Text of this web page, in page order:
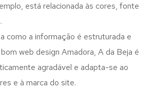
está relacionada às cores, fonte
como a informação é estruturada e
web design Amadora, A da Beja é
agradável e adapta-se ao
e à marca do site.